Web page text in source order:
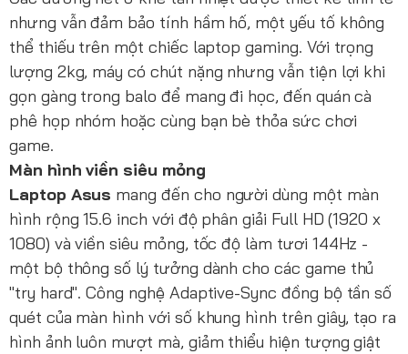
nhưng vẫn đảm bảo tính hầm hố, một yếu tố không
thể thiếu trên một chiếc laptop gaming. Với trọng
lượng 2kg, máy có chút nặng nhưng vẫn tiện lợi khi
gọn gàng trong balo để mang đi học, đến quán cà
phê họp nhóm hoặc cùng bạn bè thỏa sức chơi
game.
Màn hình viền siêu mỏng
Laptop Asus mang đến cho người dùng một màn
hình rộng 15.6 inch với độ phân giải Full HD (1920 x
1080) và viền siêu mỏng, tốc độ làm tươi 144Hz -
một bộ thông số lý tưởng dành cho các game thủ
"try hard". Công nghệ Adaptive-Sync đồng bộ tần số
quét của màn hình với số khung hình trên giây, tạo ra
hình ảnh luôn mượt mà, giảm thiểu hiện tượng giật